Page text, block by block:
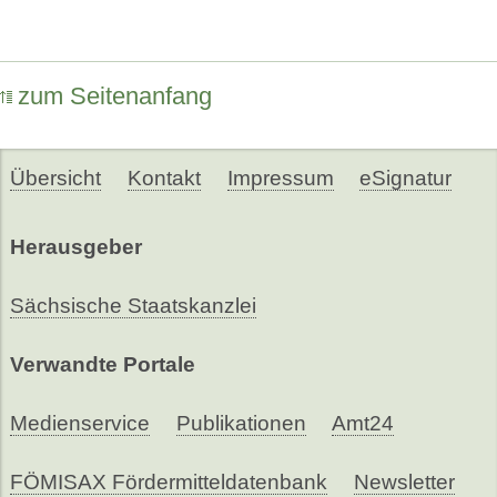
zum Seitenanfang
Übersicht Kontakt Impressum eSignatur
Herausgeber
Sächsische Staatskanzlei
Verwandte Portale
Medienservice Publikationen Amt24
FÖMISAX Fördermitteldatenbank Newsletter